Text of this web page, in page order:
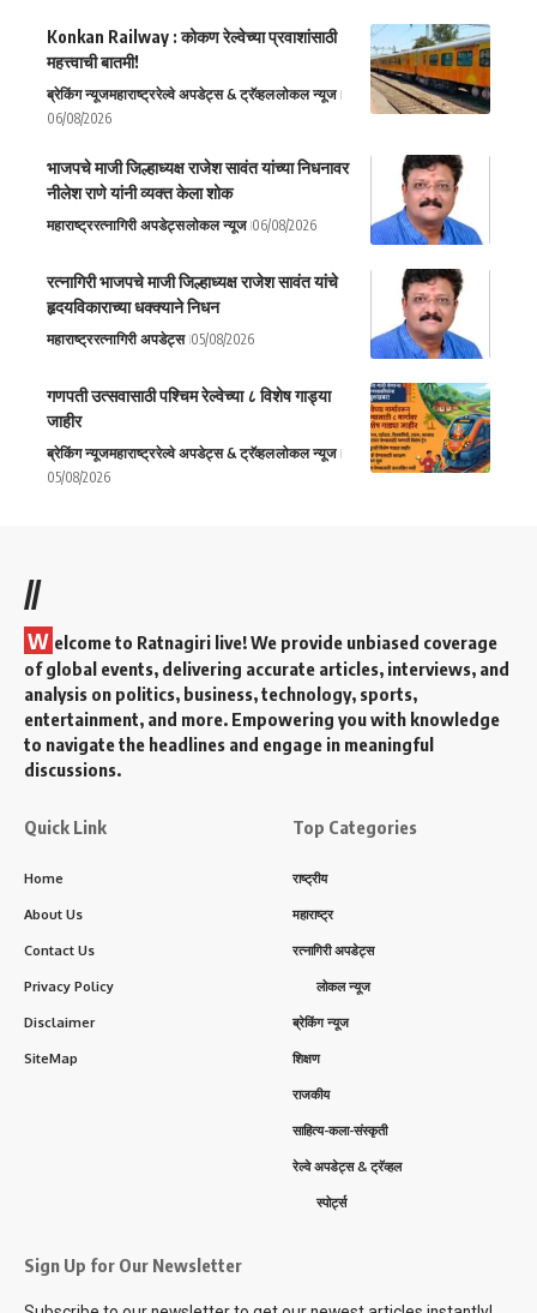
Konkan Railway : कोकण रेल्वेच्या प्रवाशांसाठी
महत्त्वाची बातमी!
ब्रेकिंग न्यूजमहाराष्ट्ररेल्वे अपडेट्स & ट्रॅव्हललोकल न्यूज
06/08/2026
भाजपचे माजी जिल्हाध्यक्ष राजेश सावंत यांच्या निधनावर
नीलेश राणे यांनी व्यक्त केला शोक
महाराष्ट्ररत्नागिरी अपडेट्सलोकल न्यूज 06/08/2026
रत्नागिरी भाजपचे माजी जिल्हाध्यक्ष राजेश सावंत यांचे
हृदयविकाराच्या धक्क्याने निधन
महाराष्ट्ररत्नागिरी अपडेट्स 05/08/2026
गणपती उत्सवासाठी पश्चिम रेल्वेच्या ८ विशेष गाड्या
जाहीर
ब्रेकिंग न्यूजमहाराष्ट्ररेल्वे अपडेट्स & ट्रॅव्हललोकल न्यूज
05/08/2026
//
W elcome to Ratnagiri live! We provide unbiased coverage
of global events, delivering accurate articles, interviews, and
analysis on politics, business, technology, sports,
entertainment, and more. Empowering you with knowledge
to navigate the headlines and engage in meaningful
discussions.
Quick Link
Home
About Us
Contact Us
Privacy Policy
Disclaimer
SiteMap
Top Categories
राष्ट्रीय
महाराष्ट्र
रत्नागिरी अपडेट्स
लोकल न्यूज
ब्रेकिंग न्यूज
शिक्षण
राजकीय
साहित्य-कला-संस्कृती
रेल्वे अपडेट्स & ट्रॅव्हल
स्पोर्ट्स
Sign Up for Our Newsletter